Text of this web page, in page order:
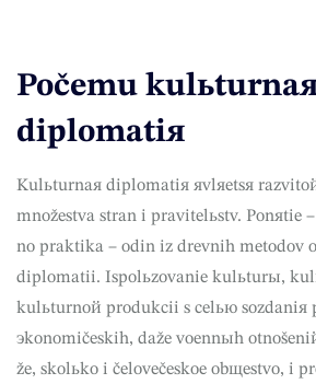
Počemu
diplomatiя
Kulьturnaя diplomatiя яvlяetsя
množestva stran i pravitelьstv. Ponяtie
no praktika – odin iz drevnih metodov
diplomatii. Ispolьzovanie kulьturы,
kulьturnoй produkcii s celью sozdaniя
эkonomičeskih, daže voennыh
že, skolьko i čelovečeskoe obщestvo, i